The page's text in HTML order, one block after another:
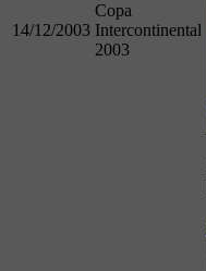
14/12/2003
Copa
Intercontinental
2003